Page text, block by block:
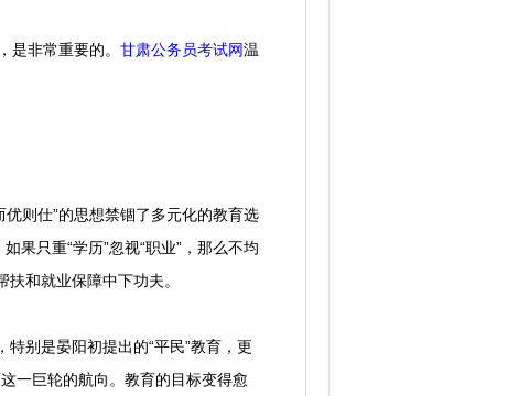
非常重要的。 甘肃公务员考试网温
则仕”的思想禁锢了多元化的教育选
果只重“学历”忽视“职业”，那么不均
和就业保障中下功夫。
别是晏阳初提出的“平民”教育，更
一巨轮的航向。教育的目标变得愈